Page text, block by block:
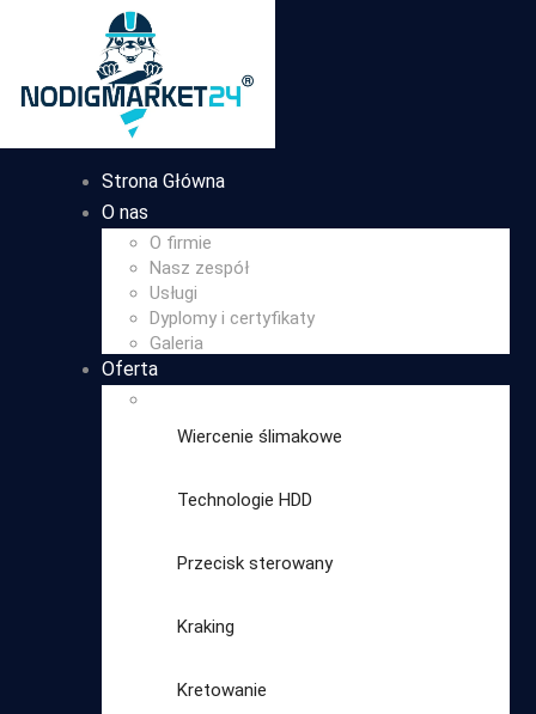
Strona Główna
O nas
O firmie
Nasz zespół
Usługi
Dyplomy i certyfikaty
Galeria
Oferta
Wiercenie ślimakowe
Technologie HDD
Przecisk sterowany
Kraking
Kretowanie